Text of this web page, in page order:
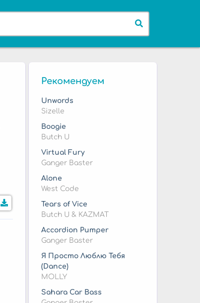
Рекомендуем
Unwords
Sizelle
Boogie
Butch U
Virtual Fury
Ganger Baster
Alone
West Code
Tears of Vice
Butch U & KAZMAT
Accordion Pumper
Ganger Baster
Я Просто Люблю Тебя
(Dance)
MOLLY
Sahara Car Bass